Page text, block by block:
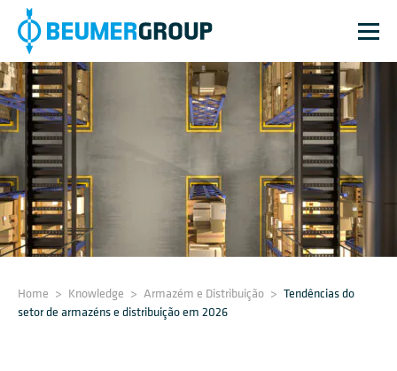
Home > Knowledge > Armazém e Distribuição > Tendências do
setor de armazéns e distribuição em 2026